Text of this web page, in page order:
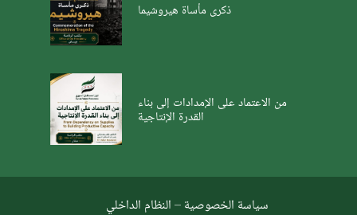
ذكرى مأساة هيروشيما
من الاعتماد على الإمدادات إلى بناء
القدرة الإنتاجية
سياسة الخصوصية – النظام الداخلي